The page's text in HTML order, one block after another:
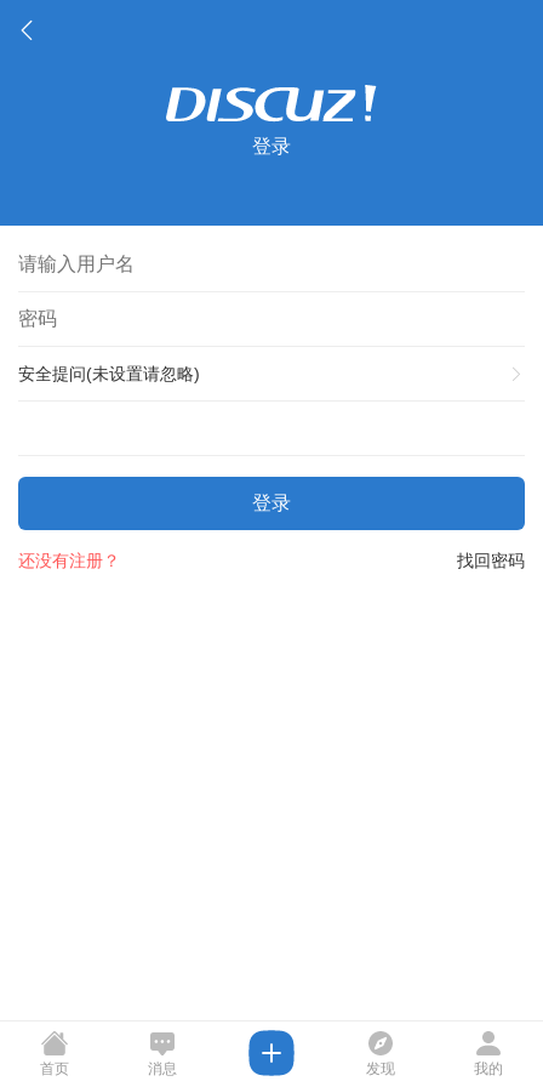
登录
安全提问(未设置请忽略)
登录
找回密码
还没有注册？
首页 消息 发现 我的